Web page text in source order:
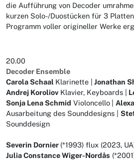
die Aufführung von Decoder
kurzen Solo-/Duostücken für 3
Programm voller origineller Werke
20.00
Decoder Ensemble
Carola Schaal Klarinette | Jonathan
Andrej Koroliov Klavier, Keyboards |
Sonja Lena Schmid Violoncello
Ausarbeitung des Sounddesigns |
Sounddesign
Severin Dornier (*1993) flux (2023,
Julia Constance Wiger-Nordås